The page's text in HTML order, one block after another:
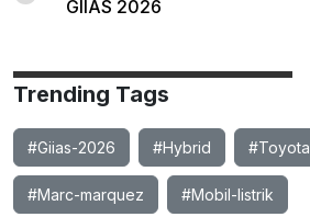
GIIAS 2026
Trending Tags
#Giias-2026 #Hybrid #Toyota
#Marc-marquez #Mobil-listrik